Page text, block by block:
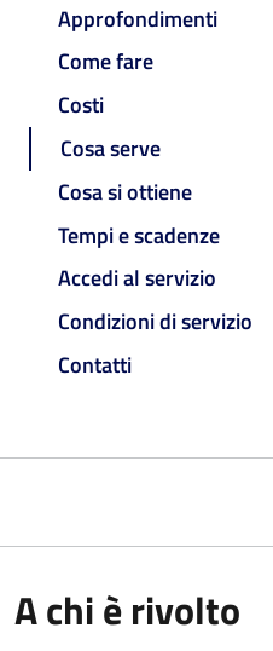
Approfondimenti
Come fare
Costi
Cosa serve
Cosa si ottiene
Tempi e scadenze
Accedi al servizio
Condizioni di servizio
Contatti
A chi è rivolto